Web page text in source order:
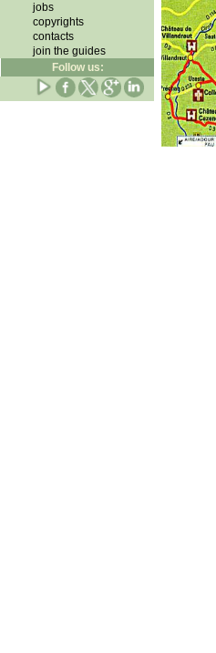
jobs
copyrights
contacts
join the guides
Follow us: